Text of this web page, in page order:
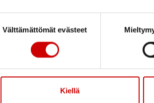
Välttämättömät evästeet
Kiellä
olen Vesa Kultanen
kautta. Toimin Etelä-Karjalan
toteuttaneet meidän
kesäisillä torikiertueilla. Kiitän
hallituksen puheenjohtajan
perehtymään tehtäviin ja